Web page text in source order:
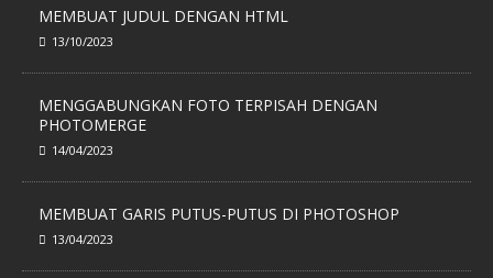
MEMBUAT JUDUL DENGAN HTML
13/10/2023
MENGGABUNGKAN FOTO TERPISAH DENGAN
PHOTOMERGE
14/04/2023
MEMBUAT GARIS PUTUS-PUTUS DI PHOTOSHOP
13/04/2023